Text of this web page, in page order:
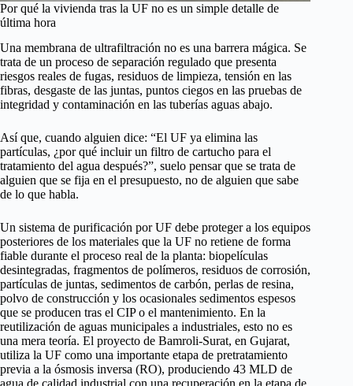
Por qué la vivienda tras la UF no es un simple detalle de
última hora
Una membrana de ultrafiltración no es una barrera mágica. Se
trata de un proceso de separación regulado que presenta
riesgos reales de fugas, residuos de limpieza, tensión en las
fibras, desgaste de las juntas, puntos ciegos en las pruebas de
integridad y contaminación en las tuberías aguas abajo.
Así que, cuando alguien dice: “El UF ya elimina las
partículas, ¿por qué incluir un filtro de cartucho para el
tratamiento del agua después?”, suelo pensar que se trata de
alguien que se fija en el presupuesto, no de alguien que sabe
de lo que habla.
Un sistema de purificación por UF debe proteger a los equipos
posteriores de los materiales que la UF no retiene de forma
fiable durante el proceso real de la planta: biopelículas
desintegradas, fragmentos de polímeros, residuos de corrosión,
partículas de juntas, sedimentos de carbón, perlas de resina,
polvo de construcción y los ocasionales sedimentos espesos
que se producen tras el CIP o el mantenimiento. En la
reutilización de aguas municipales a industriales, esto no es
una mera teoría. El proyecto de Bamroli-Surat, en Gujarat,
utiliza la UF como una importante etapa de pretratamiento
previa a la ósmosis inversa (RO), produciendo 43 MLD de